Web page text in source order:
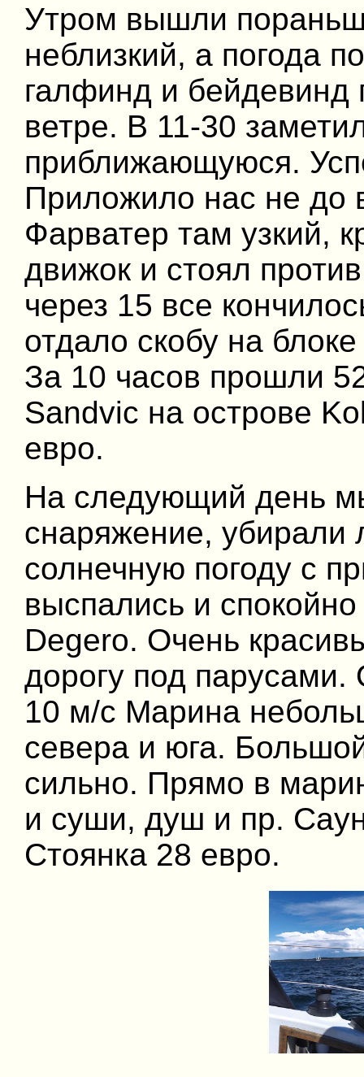
Утром вышли
неблизкий, а погода
галфинд и
ветре. В 11-30
приближающуюся.
Приложило нас не до
Фарватер там узкий,
движок и стоял
через 15 все
отдало скобу на
За 10 часов прошли
Sandvic на острове
евро.
На следующий день
снаряжение, убирали
солнечную погоду с
выспались и
Degero. Очень
дорогу под парусами.
10 м/с Марина
севера и юга.
сильно. Прямо в
и суши, душ и пр.
Стоянка 28 евро.